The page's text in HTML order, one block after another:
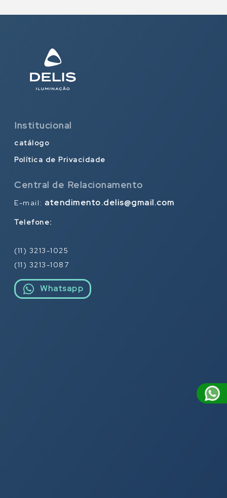
Institucional
catálogo
Política de Privacidade
Central de Relacionamento
E-mail: atendimento.delis@gmail.com
Telefone:
(11) 3213-1025
(11) 3213-1087
Whatsapp